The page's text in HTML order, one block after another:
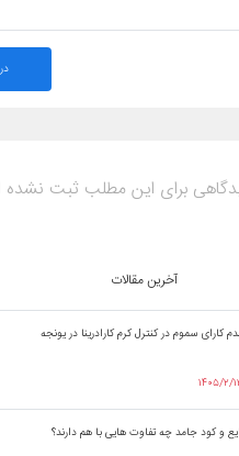
برای این مطلب ثبت
آخرین مقالات
کارای سموم در کنترل کرم کارادرینا در یونجه
و کود جامد چه تفاوت هایی با هم دارند؟